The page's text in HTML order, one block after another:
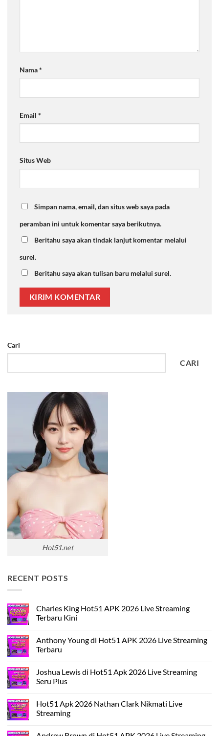
Nama*
Email *
Situs Web
Simpan nama, email, dan situs web saya pada
peramban ini untuk komentar saya berikutnya.
Beritahu saya akan tindak lanjut komentar melalui
surel.
Beritahu saya akan tulisan baru melalui surel.
Cari
CARI
Hot51.net
RECENT POSTS
Charles King Hot51 APK 2026 Live Streaming
Terbaru Kini
komentar
pada
Charles
APK
2026
Live
Kini
Anthony Young di Hot51 APK 2026 Live Streaming
Terbaru
komentar
pada
Anthony
Hot51
APK
2026
Joshua Lewis di Hot51 Apk 2026 Live Streaming
Seru Plus
komentar
pada
Joshua
Hot51 Apk 2026 Nathan Clark Nikmati Live
Streaming